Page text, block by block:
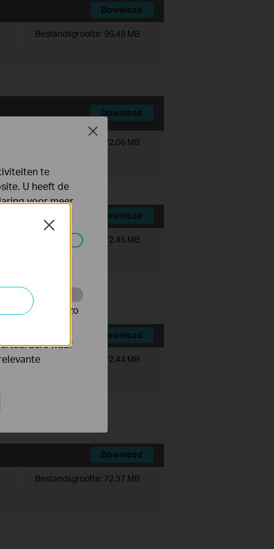
Download
Bestandsgrootte: 96.49 MB
Download
72.06 MB
Download
Bestandsgrootte: 72.45 MB
Download
Bestandsgrootte: 72.44 MB
Download
Bestandsgrootte: 72.37 MB
Close
te
U heeft de
voor meer
te volgen en zo
waar
Close